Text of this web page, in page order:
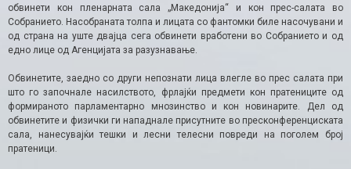
обвинети кон пленарната сала „Македонија“ и кон прес-салата во
Собранието. Насобраната толпа и лицата со фантомки биле насочувани и
од страна на уште двајца сега обвинети вработени во Собранието и од
едно лице од Агенцијата за разузнавање.
Обвинетите, заедно со други непознати лица влегле во прес салата при
што го започнале насилството, фрлајќи предмети кон пратениците од
формираното парламентарно мнозинство и кон новинарите. Дел од
обвинетите и физички ги нападнале присутните во пресконференциската
сала, нанесувајќи тешки и лесни телесни повреди на поголем број
пратеници.